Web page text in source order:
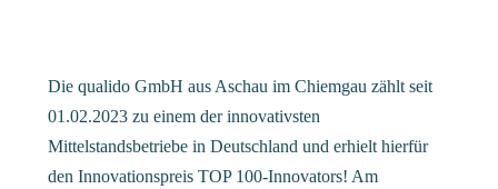
Die qualido GmbH aus Aschau im Chiemgau zählt seit
01.02.2023 zu einem der innovativsten
Mittelstandsbetriebe in Deutschland und erhielt hierfür
den Innovationspreis TOP 100-Innovators! Am